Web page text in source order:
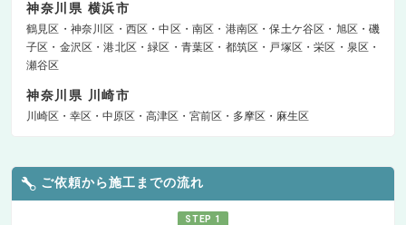
神奈川県 横浜市
鶴見区 神奈川区 西区 中区 南区 港南区 保土ケ谷区 旭区
磯
子区
金沢区 港北区 緑区 青葉区 都筑区 戸塚区 栄区
泉区
瀬谷区
神奈川県 川崎市
川崎区 幸区 中原区 高津区 宮前区 多摩区 麻生区
ご依頼から施工までの流れ
STEP 1